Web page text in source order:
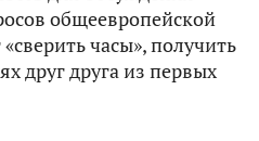
общеевропейской
часы», получить
друг друга из первых